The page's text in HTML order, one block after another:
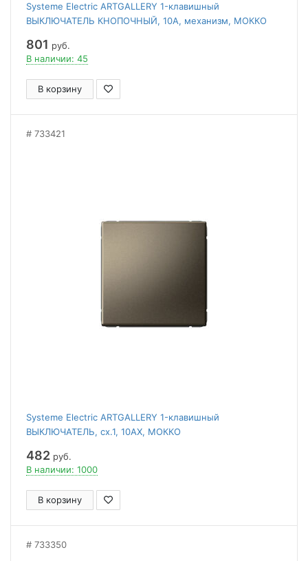
Systeme Electric ARTGALLERY 1-клавишный
ВЫКЛЮЧАТЕЛЬ КНОПОЧНЫЙ, 10А, механизм, МОККО
801 руб.
В наличии: 45
В корзину
733421
Systeme Electric ARTGALLERY 1-клавишный
ВЫКЛЮЧАТЕЛЬ, сх.1, 10АХ, МОККО
482 руб.
В наличии: 1000
В корзину
733350